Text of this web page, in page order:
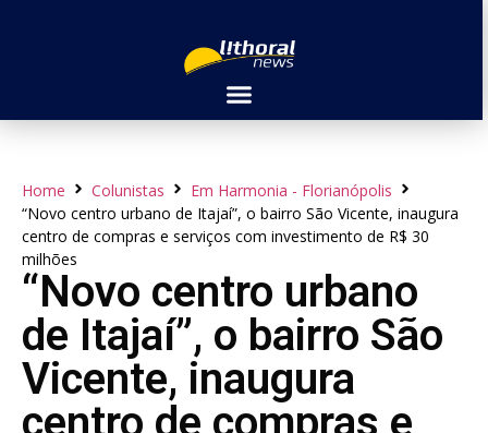
Home Colunistas
Em Harmonia - Florianópolis
“Novo centro urbano de Itajaí”, o bairro São Vicente, inaugura
centro de compras e serviços com investimento de R$ 30
milhões
“Novo centro urbano
de Itajaí”, o bairro São
Vicente, inaugura
centro de compras e